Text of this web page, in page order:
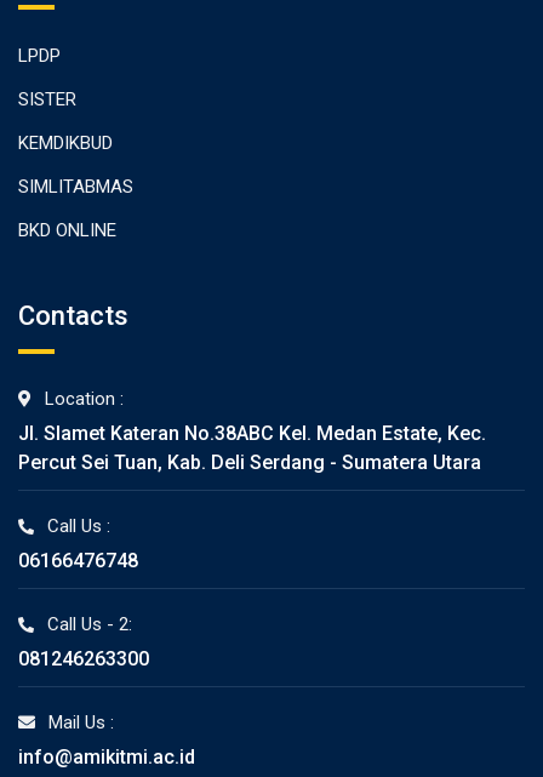
LPDP
SISTER
KEMDIKBUD
SIMLITABMAS
BKD ONLINE
Contacts
Location :
Jl. Slamet Kateran No.38ABC Kel. Medan Estate, Kec.
Percut Sei Tuan, Kab. Deli Serdang - Sumatera Utara
Call Us :
06166476748
Call Us - 2:
081246263300
Mail Us :
info@amikitmi.ac.id